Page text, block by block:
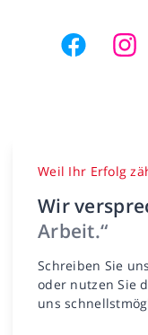
Weil Ihr Erfolg
Wir
Arbeit.“
Schreiben Sie
oder nutzen Sie
uns